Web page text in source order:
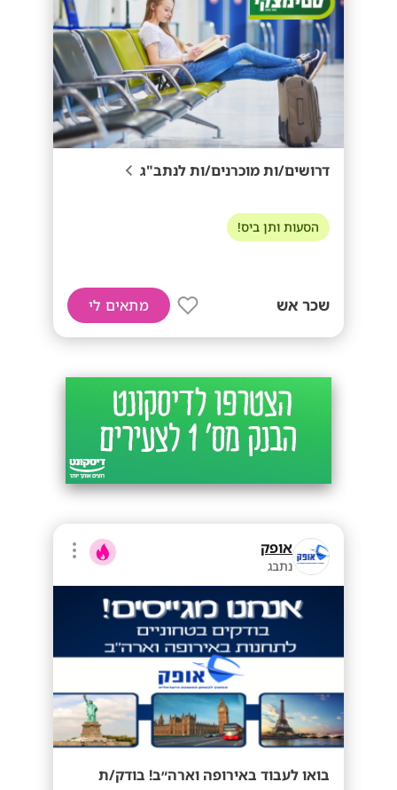
דרושים/ות מוכרנים/ות לנתב"ג
הסעות ותן ביס!
שכר אש מתאים לי
אופק
נתבג
בואו לעבוד באירופה וארה״ב! בודק/ת